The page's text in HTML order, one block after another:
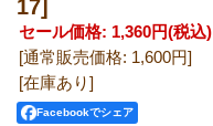
17]
セール価格: 1,360円(税込)
[通常販売価格: 1,600円]
[在庫あり]
Facebookでシェア